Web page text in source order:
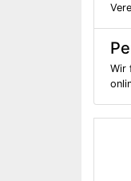
Wir